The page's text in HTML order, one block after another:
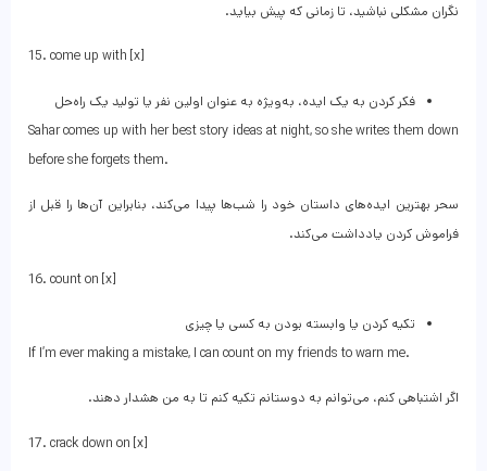
نگران مشکلی نباشید، تا زمانی که پیش بیاید.
15. come up with [x]
فکر کردن به یک ایده، به‌ویژه به عنوان اولین نفر یا تولید یک راه‌حل
Sahar comes up with her best story ideas at night, so she writes them down
before she forgets them.
سحر بهترین ایده‌های داستان خود را شب‌ها پیدا می‌کند، بنابراین آن‌ها را قبل از
فراموش کردن یادداشت می‌کند.
16. count on [x]
تکیه کردن یا وابسته بودن به کسی یا چیزی
If I’m ever making a mistake, I can count on my friends to warn me.
اگر اشتباهی کنم، می‌توانم به دوستانم تکیه کنم تا به من هشدار دهند.
17. crack down on [x]